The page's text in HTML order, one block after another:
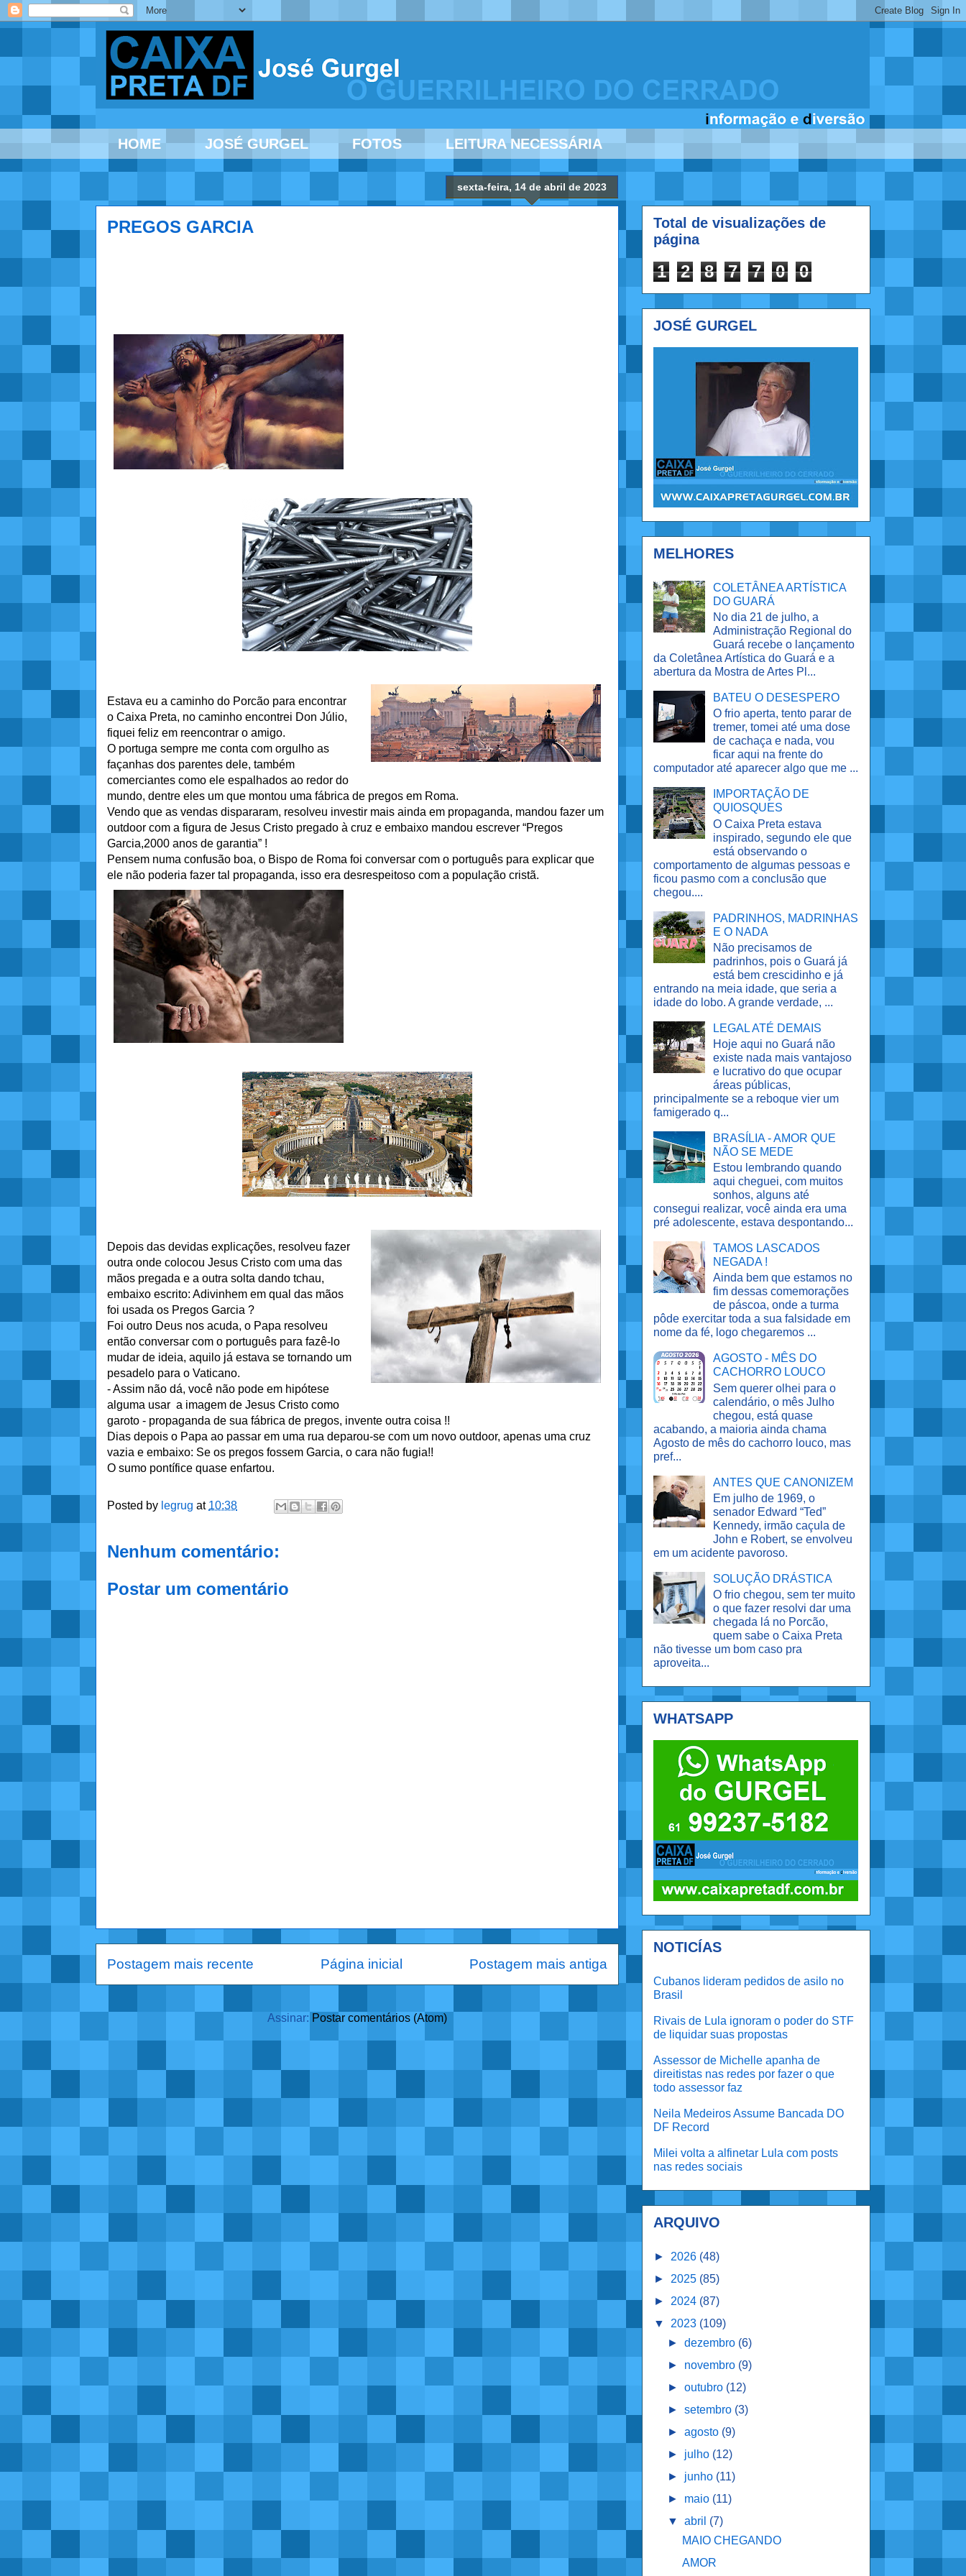
HOME JOSÉ GURGEL FOTOS LEITURA NECESSÁRIA
sexta-feira, 14 de abril de 2023
PREGOS GARCIA
Estava eu a caminho do Porcão para encontrar
o Caixa Preta, no caminho encontrei Don Júlio,
fiquei feliz em reencontrar o amigo.
O portuga sempre me conta com orgulho as
façanhas dos parentes dele, também
comerciantes como ele espalhados ao redor do
mundo, dentre eles um que montou uma fábrica de pregos em Roma.
Vendo que as vendas dispararam, resolveu investir mais ainda em propaganda, mandou fazer um
outdoor com a figura de Jesus Cristo pregado à cruz e embaixo mandou escrever “Pregos
Garcia,2000 anos de garantia” !
Pensem numa confusão boa, o Bispo de Roma foi conversar com o português para explicar que
ele não poderia fazer tal propaganda, isso era desrespeitoso com a população cristã.
Depois das devidas explicações, resolveu fazer
outra onde colocou Jesus Cristo com uma das
mãos pregada e a outra solta dando tchau,
embaixo escrito: Adivinhem em qual das mãos
foi usada os Pregos Garcia ?
Foi outro Deus nos acuda, o Papa resolveu
então conversar com o português para fazê-lo
mudar de ideia, aquilo já estava se tornando um
pesadelo para o Vaticano.
- Assim não dá, você não pode em hipótese
alguma usar a imagem de Jesus Cristo como
garoto - propaganda de sua fábrica de pregos, invente outra coisa !!
Dias depois o Papa ao passar em uma rua deparou-se com um novo outdoor, apenas uma cruz
vazia e embaixo: Se os pregos fossem Garcia, o cara não fugia!!
O sumo pontífice quase enfartou.
Posted by legrug at 10:38
Nenhum comentário:
Postar um comentário
Postagem mais recente Postagem mais antiga
Página inicial
Assinar: Postar comentários (Atom)
Total de visualizações de
página
1 2 8 7 7 0 0
JOSÉ GURGEL
MELHORES
COLETÂNEA ARTÍSTICA
DO GUARÁ
No dia 21 de julho, a
Administração Regional do
Guará recebe o lançamento
da Coletânea Artística do Guará e a
abertura da Mostra de Artes Pl...
BATEU O DESESPERO
O frio aperta, tento parar de
tremer, tomei até uma dose
de cachaça e nada, vou
ficar aqui na frente do
computador até aparecer algo que me ...
IMPORTAÇÃO DE
QUIOSQUES
O Caixa Preta estava
inspirado, segundo ele que
está observando o
comportamento de algumas pessoas e
ficou pasmo com a conclusão que
chegou....
PADRINHOS, MADRINHAS
E O NADA
Não precisamos de
padrinhos, pois o Guará já
está bem crescidinho e já
entrando na meia idade, que seria a
idade do lobo. A grande verdade, ...
LEGAL ATÉ DEMAIS
Hoje aqui no Guará não
existe nada mais vantajoso
e lucrativo do que ocupar
áreas públicas,
principalmente se a reboque vier um
famigerado q...
BRASÍLIA - AMOR QUE
NÃO SE MEDE
Estou lembrando quando
aqui cheguei, com muitos
sonhos, alguns até
consegui realizar, você ainda era uma
pré adolescente, estava despontando...
TAMOS LASCADOS
NEGADA !
Ainda bem que estamos no
fim dessas comemorações
de páscoa, onde a turma
pôde exercitar toda a sua falsidade em
nome da fé, logo chegaremos ...
AGOSTO - MÊS DO
CACHORRO LOUCO
Sem querer olhei para o
calendário, o mês Julho
chegou, está quase
acabando, a maioria ainda chama
Agosto de mês do cachorro louco, mas
pref...
ANTES QUE CANONIZEM
Em julho de 1969, o
senador Edward “Ted”
Kennedy, irmão caçula de
John e Robert, se envolveu
em um acidente pavoroso.
SOLUÇÃO DRÁSTICA
O frio chegou, sem ter muito
o que fazer resolvi dar uma
chegada lá no Porcão,
quem sabe o Caixa Preta
não tivesse um bom caso pra
aproveita...
WHATSAPP
NOTICÍAS
Cubanos lideram pedidos de asilo no
Brasil
Rivais de Lula ignoram o poder do STF
de liquidar suas propostas
Assessor de Michelle apanha de
direitistas nas redes por fazer o que
todo assessor faz
Neila Medeiros Assume Bancada DO
DF Record
Milei volta a alfinetar Lula com posts
nas redes sociais
ARQUIVO
► 2026 (48)
► 2025 (85)
► 2024 (87)
▼ 2023 (109)
►dezembro (6)
► novembro (9)
►outubro (12)
►setembro (3)
►agosto (9)
► julho (12)
► junho (11)
► maio (11)
▼abril (7)
MAIO CHEGANDO
AMOR